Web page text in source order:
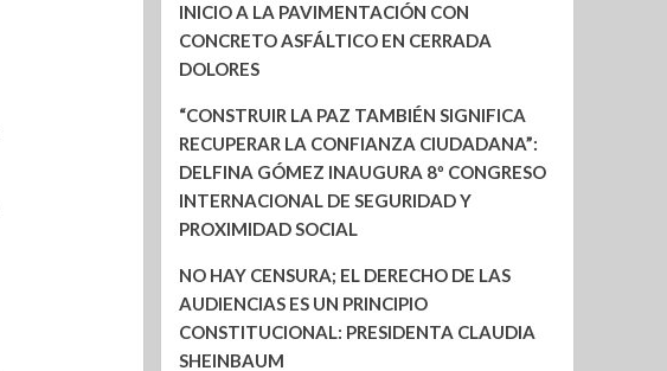
INICIO A LA PAVIMENTACIÓN CON
CONCRETO ASFÁLTICO EN CERRADA
DOLORES
“CONSTRUIR LA PAZ TAMBIÉN SIGNIFICA
RECUPERAR LA CONFIANZA CIUDADANA”:
DELFINA GÓMEZ INAUGURA 8º CONGRESO
INTERNACIONAL DE SEGURIDAD Y
PROXIMIDAD SOCIAL
NO HAY CENSURA; EL DERECHO DE LAS
AUDIENCIAS ES UN PRINCIPIO
CONSTITUCIONAL: PRESIDENTA CLAUDIA
SHEINBAUM